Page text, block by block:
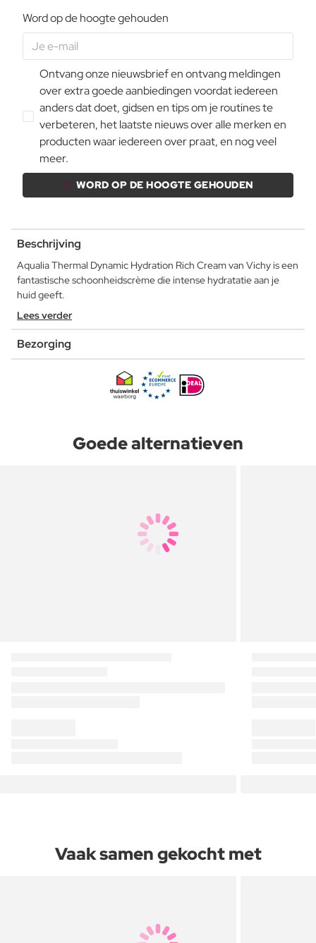
Word op de hoogte gehouden
Ontvang onze nieuwsbrief en ontvang meldingen
over extra goede aanbiedingen voordat iedereen
anders dat doet, gidsen en tips om je routines te
verbeteren, het laatste nieuws over alle merken en
producten waar iedereen over praat, en nog veel
meer.
WORD OP DE HOOGTE GEHOUDEN
Beschrijving
Aqualia Thermal Dynamic Hydration Rich Cream van Vichy is een
fantastische schoonheidscrème die intense hydratatie aan je
huid geeft.
Lees verder
Bezorging
Goede alternatieven
Vaak samen gekocht met